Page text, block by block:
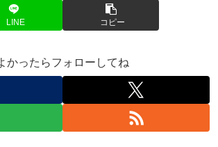
LINE コピー
かったらフォローしてね